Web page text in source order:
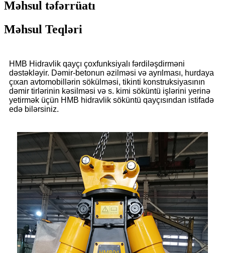
Məhsul təfərrüatı
Məhsul Teqləri
HMB Hidravlik qayçı çoxfunksiyalı fərdiləşdirməni
dəstəkləyir. Dəmir-betonun əzilməsi və ayrılması, hurdaya
çıxan avtomobillərin sökülməsi, tikinti konstruksiyasının
dəmir tirlərinin kəsilməsi və s. kimi söküntü işlərini yerinə
yetirmək üçün HMB hidravlik söküntü qayçısından istifadə
edə bilərsiniz.